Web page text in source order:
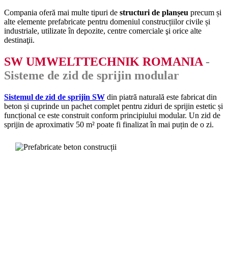
Compania oferă mai multe tipuri de structuri de planșeu precum și
alte elemente prefabricate pentru domeniul construcțiilor civile și
industriale, utilizate în depozite, centre comerciale şi orice alte
destinaţii.
SW UMWELTTECHNIK ROMANIA -
Sisteme de zid de sprijin modular
Sistemul de zid de sprijin SW din piatră naturală este fabricat din
beton și cuprinde un pachet complet pentru ziduri de sprijin estetic și
funcțional ce este construit conform principiului modular. Un zid de
sprijin de aproximativ 50 m² poate fi finalizat în mai puțin de o zi.